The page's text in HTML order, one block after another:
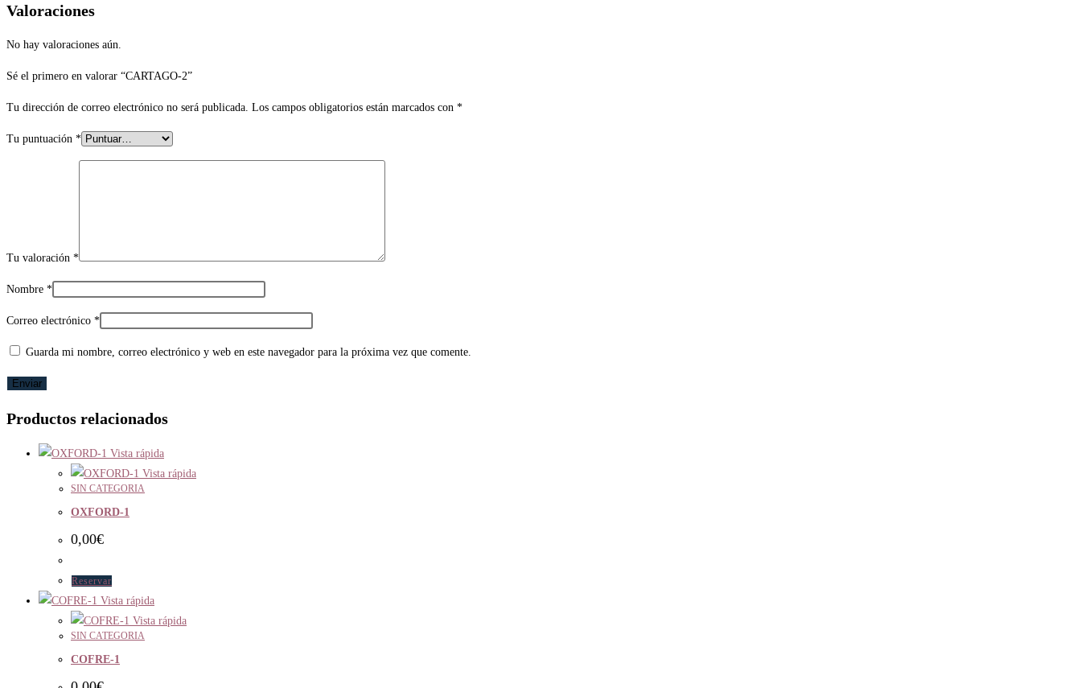
Valoraciones
No hay valoraciones aún.
Sé el primero en valorar “CARTAGO-2”
Tu dirección de correo electrónico no será publicada. Los campos obligatorios están marcados con *
Tu puntuación *
Tu valoración *
Nombre *
Correo electrónico *
Guarda mi nombre, correo electrónico y web en este navegador para la próxima vez que comente.
Productos relacionados
Vista rápida
Vista rápida
SIN CATEGORIA
OXFORD-1
0,00€
Reservar
Vista rápida
Vista rápida
SIN CATEGORIA
COFRE-1